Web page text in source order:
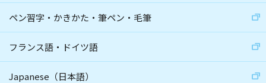
ペン習字・かきかた・筆ペン・毛筆
フランス語・ドイツ語
Japanese（日本語）